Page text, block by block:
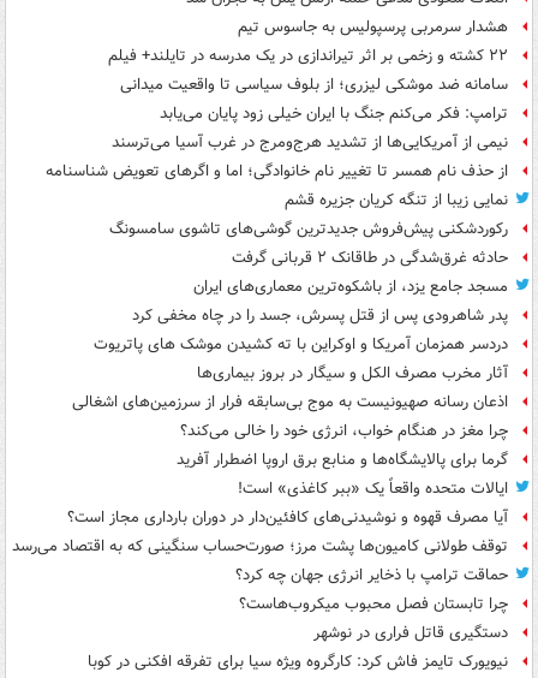
هشدار سرمربی پرسپولیس به جاسوس تیم
۲۲ کشته و زخمی بر اثر تیراندازی در یک مدرسه در تایلند+ فیلم
سامانه ضد موشکی لیزری؛ از بلوف سیاسی تا واقعیت میدانی
ترامپ: فکر می‌کنم جنگ با ایران خیلی زود پایان می‌یابد
نیمی از آمریکایی‌ها از تشدید هرج‌ومرج در غرب آسیا می‌ترسند
از حذف نام همسر تا تغییر نام خانوادگی؛ اما و اگرهای تعویض شناسنامه
نمایی زیبا از تنگه کریان جزیره قشم
رکوردشکنی پیش‌فروش جدیدترین گوشی‌های تاشوی سامسونگ
حادثه غرق‌شدگی در طاقانک ۲ قربانی گرفت
مسجد جامع یزد، از باشکوه‌ترین معماری‌های ایران
پدر شاهرودی پس از قتل پسرش، جسد را در چاه مخفی کرد
دردسر همزمان آمریکا و اوکراین با ته کشیدن موشک های پاتریوت
آثار مخرب مصرف الکل و سیگار در بروز بیماری‌ها
اذعان رسانه صهیونیست به موج بی‌سابقه فرار از سرزمین‌های اشغالی
چرا مغز در هنگام خواب، انرژی خود را خالی می‌کند؟
گرما برای پالایشگاه‌ها و منابع برق اروپا اضطرار آفرید
ایالات متحده واقعاً یک «ببر کاغذی» است!
آیا مصرف قهوه و نوشیدنی‌های کافئین‌دار در دوران بارداری مجاز است؟
توقف طولانی کامیون‌ها پشت مرز؛ صورت‌حساب سنگینی که به اقتصاد می‌رسد
حماقت ترامپ با ذخایر انرژی جهان چه کرد؟
چرا تابستان فصل محبوب میکروب‌هاست؟
دستگیری قاتل فراری در نوشهر
نیویورک تایمز فاش کرد: کارگروه ویژه سیا برای تفرقه افکنی در کوبا